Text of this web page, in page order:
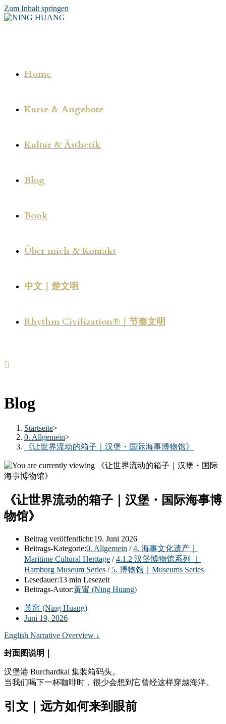
Zum Inhalt springen
Home
Kurse & Angebote
Kultur & Ästhetik
Blog
Book
Über mich & Kontakt
中文｜楚文明
Rhythm Civilization®｜节奏文明
Blog
Startseite>
0. Allgemein>
《让世界流动的箱子｜汉堡・国际海事博物馆》
《让世界流动的箱子｜汉堡・国际海事博
物馆》
Beitrag veröffentlicht:19. Juni 2026
Beitrags-Kategorie:0. Allgemein / 4. 海事文化遗产｜
Maritime Cultural Heritage / 4.1.2 汉堡博物馆系列 ｜
Hamburg Museum Series / 5. 博物馆｜Museums Series
Lesedauer:13 min Lesezeit
Beitrags-Autor:黃甯 (Ning Huang)
黃甯 (Ning Huang)
Juni 19, 2026
English Narrative Overview ↓
封面图说明｜
汉堡港 Burchardkai 集装箱码头。
当我们喝下一杯咖啡时，很少会想到它曾经这样穿越海洋。
引文｜远方如何来到眼前